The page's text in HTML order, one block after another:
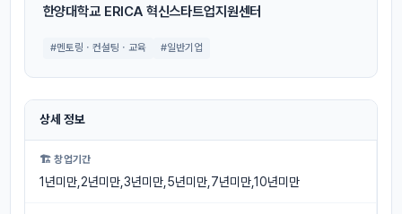
한양대학교 ERICA 혁신스타트업지원센터
#멘토링ㆍ컨설팅ㆍ교육 #일반기업
상세 정보
🏗 창업기간
1년미만,2년미만,3년미만,5년미만,7년미만,10년미만